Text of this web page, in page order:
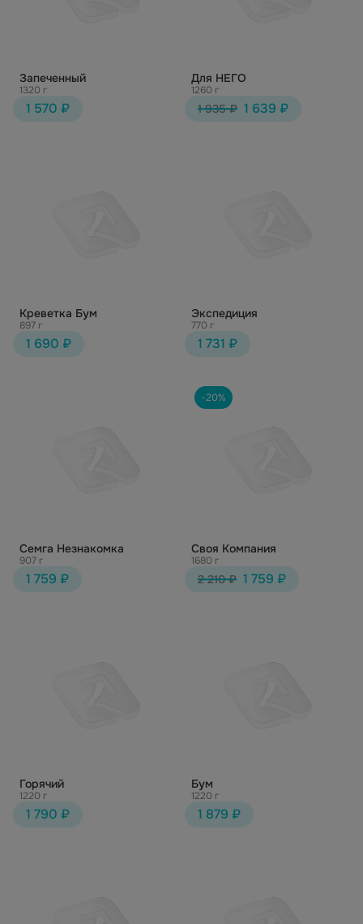
Запеченный
1320 г
1 570 ₽
Для НЕГО
1260 г
1 935 ₽ 1 639 ₽
Креветка Бум
897 г
1 690 ₽
Экспедиция
770 г
1 731 ₽
Семга Незнакомка
907 г
1 759 ₽
-20%
Своя Компания
1680 г
2 210 ₽ 1 759 ₽
Горячий
1220 г
1 790 ₽
Бум
1220 г
1 879 ₽